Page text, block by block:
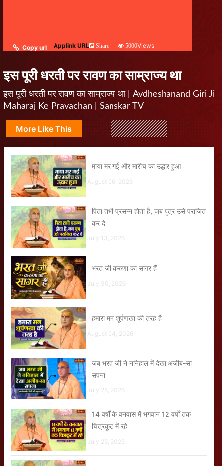
Copy url Applink URL Share 5000Views
इस पूरी धरती पर रावण का साम्राज्य था
इस पूरी धरती पर रावण का साम्राज्य था | Avdheshanand Giri Ji
Maharaj Ke Pravachan | Sanskar TV
More Like This
माया मर गई और मारीच का उद्धार हुआ
August 06, 2026
पिता तभी प्रसन्न होता है, जब पुत्र उसे पराजित
कर दे
July 13, 2026
भरत जी करुणा का सागर हैं
July 30, 2026
हमारा मन शूर्पणखा की तरह है
August 04, 2026
जब भरत जी ने ननिहाल में देखा अजीब-सा
सपना
July 28, 2026
14 वर्षों के वनवास में भगवान 12 वर्षों तक
चित्रकूट में रहे
July 25, 2026